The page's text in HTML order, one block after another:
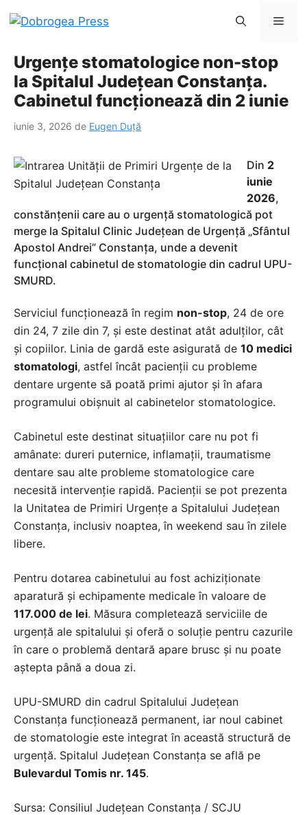
Urgențe stomatologice non-stop
la Spitalul Județean Constanța.
Cabinetul funcționează din 2 iunie
iunie 3, 2026 de Eugen Duță
Din 2
iunie
2026,
constănțenii care au o urgență stomatologică pot
merge la Spitalul Clinic Județean de Urgență „Sfântul
Apostol Andrei” Constanța, unde a devenit
funcțional cabinetul de stomatologie din cadrul UPU-
SMURD.
Serviciul funcționează în regim non-stop, 24 de ore
din 24, 7 zile din 7, și este destinat atât adulților, cât
și copiilor. Linia de gardă este asigurată de 10 medici
stomatologi, astfel încât pacienții cu probleme
dentare urgente să poată primi ajutor și în afara
programului obișnuit al cabinetelor stomatologice.
Cabinetul este destinat situațiilor care nu pot fi
amânate: dureri puternice, inflamații, traumatisme
dentare sau alte probleme stomatologice care
necesită intervenție rapidă. Pacienții se pot prezenta
la Unitatea de Primiri Urgențe a Spitalului Județean
Constanța, inclusiv noaptea, în weekend sau în zilele
libere.
Pentru dotarea cabinetului au fost achiziționate
aparatură și echipamente medicale în valoare de
117.000 de lei. Măsura completează serviciile de
urgență ale spitalului și oferă o soluție pentru cazurile
în care o problemă dentară apare brusc și nu poate
aștepta până a doua zi.
UPU-SMURD din cadrul Spitalului Județean
Constanța funcționează permanent, iar noul cabinet
de stomatologie este integrat în această structură de
urgență. Spitalul Județean Constanța se află pe
Bulevardul Tomis nr. 145.
Sursa: Consiliul Județean Constanța / SCJU